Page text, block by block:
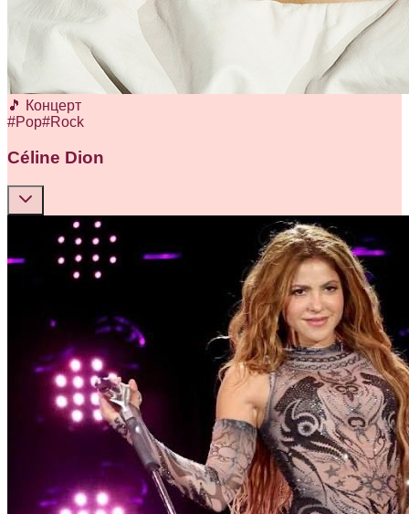
🎵 Концерт
#Pop#Rock
Céline Dion